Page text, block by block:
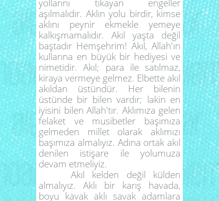
yollarını tıkayan engeller
aşılmalıdır. Aklın yolu birdir, kimse
aklını peynir ekmekle yemeye
kalkışmamalıdır. Akıl yaşta değil
baştadır Hemşehrim! Akıl, Allah'ın
kullarına en büyük bir hediyesi ve
nimetidir. Akıl; para ile satılmaz,
kiraya vermeye gelmez. Elbette akıl
akıldan üstündür. Her bilenin
üstünde bir bilen vardır; lakin en
iyisini bilen Allah'tır. Aklımıza gelen
felaket ve musibetler başımıza
gelmeden millet olarak aklımızı
başımıza almalıyız. Adına ortak akıl
denilen istişare ile yolumuza
devam etmeliyiz.
Akıl kelden değil külden
almalıyız. Aklı bir karış havada,
boyu kavak aklı savak adamlara